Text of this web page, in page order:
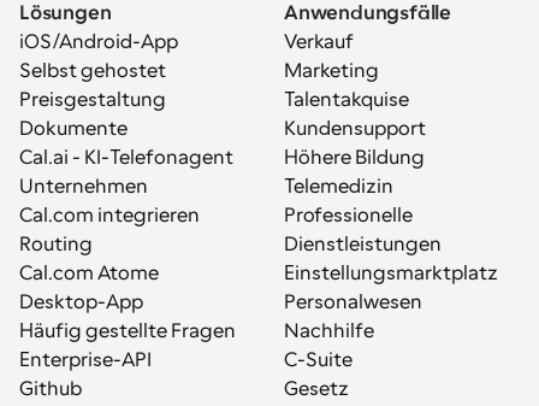
Lösungen
iOS/Android-App
Selbst gehostet
Preisgestaltung
Dokumente
Cal.ai - KI-Telefonagent
Unternehmen
Cal.com integrieren
Routing
Cal.com Atome
Desktop-App
Häufig gestellte Fragen
Enterprise-API
Github
Anwendungsfälle
Verkauf
Marketing
Talentakquise
Kundensupport
Höhere Bildung
Telemedizin
Professionelle
Dienstleistungen
Einstellungsmarktplatz
Personalwesen
Nachhilfe
C-Suite
Gesetz